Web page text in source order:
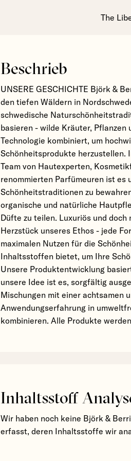
The
Beschrieb
UNSERE GESCHICHTE Björk &
den tiefen Wäldern in
schwedische
basieren - wilde Kräuter,
Technologie kombiniert, um
Schönheitsprodukte herzustellen.
Team von Hautexperten,
renommierten Parfümeuren ist es
Schönheitstraditionen zu
organische und natürliche
Düfte zu teilen. Luxuriös und
Herzstück unseres Ethos - jede
maximalen Nutzen für die
Inhaltsstoffen bietet, um Ihre
Unsere Produktentwicklung
unsere Idee ist es, sorgfältig
Mischungen mit einer achtsamen
Anwendungserfahrung in
kombinieren. Alle Produkte
Inhaltsstoff
Wir haben noch keine Björk &
erfasst, deren Inhaltsstoffe wir